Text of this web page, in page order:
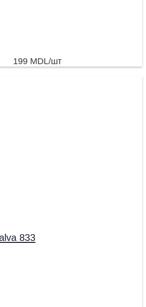
199 MDL/шт
833